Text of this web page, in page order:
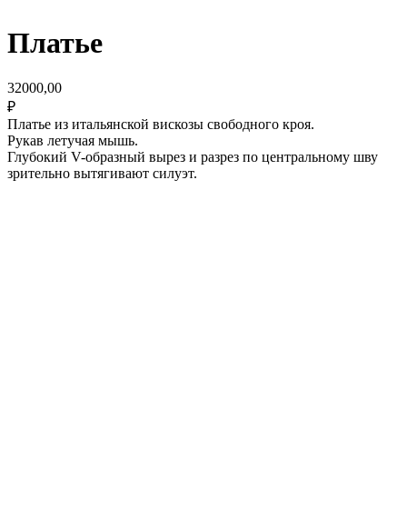
Платье
32000,00
₽
Платье из итальянской вискозы свободного кроя.
Рукав летучая мышь.
Глубокий V-образный вырез и разрез по центральному шву
зрительно вытягивают силуэт.